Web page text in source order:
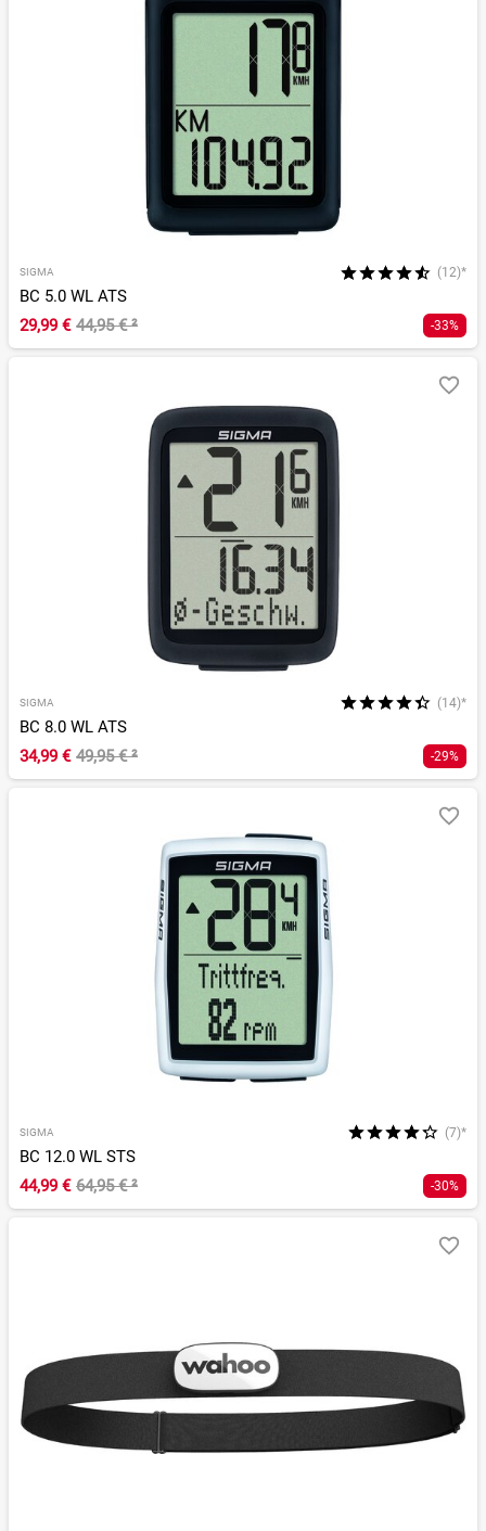
SIGMA (12)*
BC 5.0 WL ATS
29,99 € 44,95 €² -33%
SIGMA (14)*
BC 8.0 WL ATS
34,99 € 49,95 €² -29%
SIGMA (7)*
BC 12.0 WL STS
44,99 € 64,95 €² -30%